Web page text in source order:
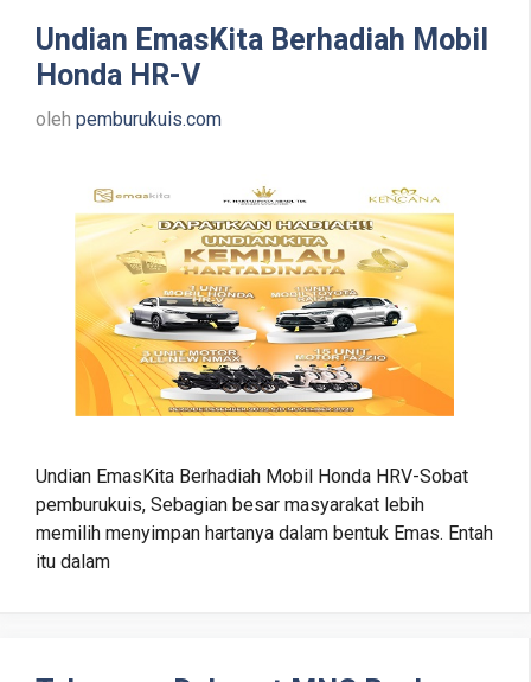
Undian EmasKita Berhadiah Mobil
Honda HR-V
oleh pemburukuis.com
Undian EmasKita Berhadiah Mobil Honda HRV-Sobat
pemburukuis, Sebagian besar masyarakat lebih
memilih menyimpan hartanya dalam bentuk Emas. Entah
itu dalam